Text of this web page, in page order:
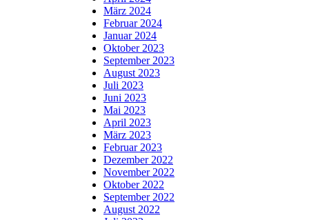
März 2024
Februar 2024
Januar 2024
Oktober 2023
September 2023
August 2023
Juli 2023
Juni 2023
Mai 2023
April 2023
März 2023
Februar 2023
Dezember 2022
November 2022
Oktober 2022
September 2022
August 2022